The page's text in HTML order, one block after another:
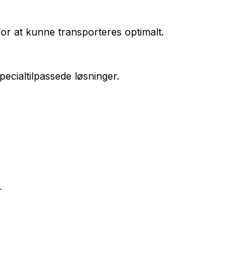
at kunne transporteres optimalt.
løsninger.